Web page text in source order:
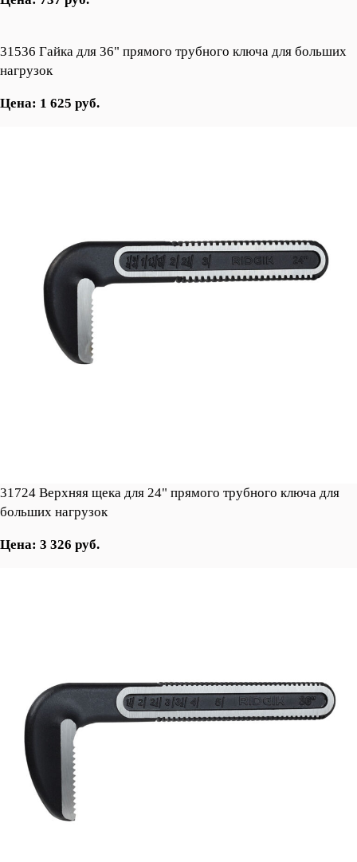
31536 Гайка для 36" прямого трубного ключа для больших
нагрузок
Цена: 1 625 руб.
31724 Верхняя щека для 24" прямого трубного ключа для
больших нагрузок
Цена: 3 326 руб.